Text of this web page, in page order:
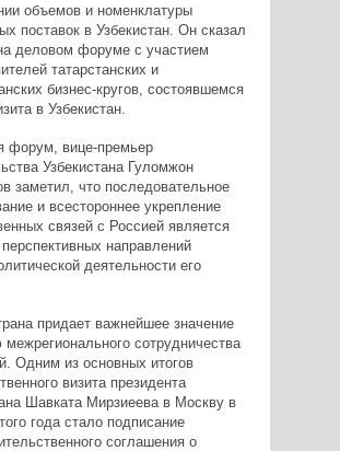
объемов и номенклатуры
поставок в Узбекистан. Он сказал
деловом форуме с участием
татарстанских и
бизнес-кругов, состоявшемся
в Узбекистан.
форум, вице-премьер
Узбекистана Гуломжон
заметил, что последовательное
и всестороннее укрепление
связей с Россией является
направлений
деятельности его
придает важнейшее значение
межрегионального сотрудничества
Одним из основных итогов
визита президента
Шавката Мирзиеева в Москву в
года стало подписание
соглашения о